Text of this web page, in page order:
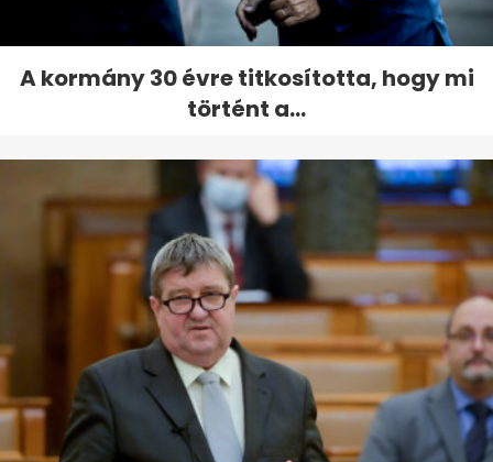
A kormány 30 évre titkosította, hogy mi
történt a...